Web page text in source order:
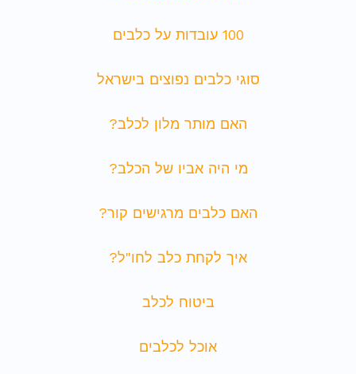
100 עובדות על כלבים
סוגי כלבים נפוצים בישראל
האם מותר מלון לכלב?
מי היה אביו של הכלב?
האם כלבים מרגישים קור?
איך לקחת כלב לחו"ל?
ביטוח לכלב
אוכל לכלבים